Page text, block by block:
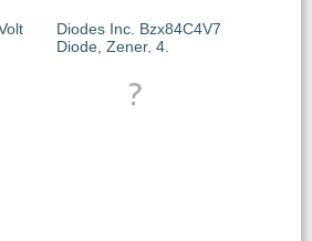
Diodes Inc. Bzx84C4V7
Diode, Zener, 4.